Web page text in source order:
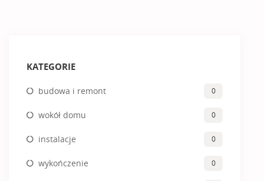
KATEGORIE
budowa i remont 0
wokół domu 0
instalacje 0
wykończenie 0